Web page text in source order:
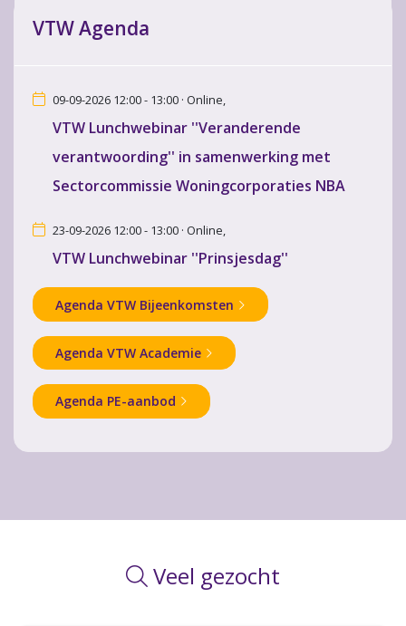
VTW Agenda
09-09-2026 12:00 - 13:00 · Online,
VTW Lunchwebinar ''Veranderende
verantwoording'' in samenwerking met
Sectorcommissie Woningcorporaties NBA
23-09-2026 12:00 - 13:00 · Online,
VTW Lunchwebinar ''Prinsjesdag''
Agenda VTW Bijeenkomsten
Agenda VTW Academie
Agenda PE-aanbod
Veel gezocht